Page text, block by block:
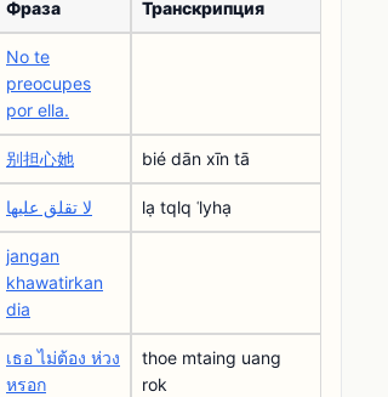
Фраза Транскрипция
No te
preocupes
por ella.
别担心她 bié dān xīn tā
لا تقلق عليها lạ tqlq ʿlyhạ
jangan
khawatirkan
dia
เธอ ไม่ต้อง ห่วง
หรอก
thoe mtaing uang
rok